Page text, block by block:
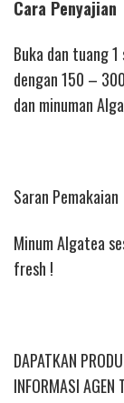
Cara Penyajian
Buka dan tuang
dengan 150 –
dan minuman
Saran Pemakaian
Minum Algatea
fresh !
DAPATKAN
INFORMASI AGEN